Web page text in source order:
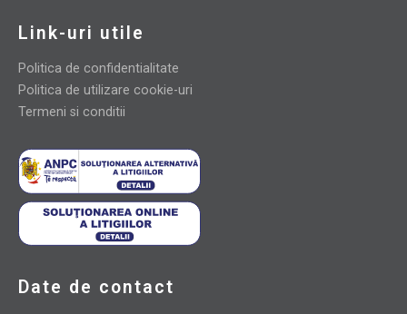
Link-uri utile
Politica de confidentialitate
Politica de utilizare cookie-uri
Termeni si conditii
Date de contact